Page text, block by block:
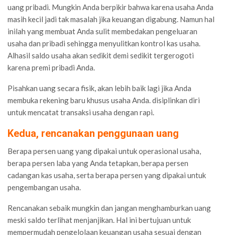
uang pribadi. Mungkin Anda berpikir bahwa karena usaha Anda
masih kecil jadi tak masalah jika keuangan digabung. Namun hal
inilah yang membuat Anda sulit membedakan pengeluaran
usaha dan pribadi sehingga menyulitkan kontrol kas usaha.
Alhasil saldo usaha akan sedikit demi sedikit tergerogoti
karena premi pribadi Anda.
Pisahkan uang secara fisik, akan lebih baik lagi jika Anda
membuka rekening baru khusus usaha Anda. disiplinkan diri
untuk mencatat transaksi usaha dengan rapi.
Kedua, rencanakan penggunaan uang
Berapa persen uang yang dipakai untuk operasional usaha,
berapa persen laba yang Anda tetapkan, berapa persen
cadangan kas usaha, serta berapa persen yang dipakai untuk
pengembangan usaha.
Rencanakan sebaik mungkin dan jangan menghamburkan uang
meski saldo terlihat menjanjikan. Hal ini bertujuan untuk
mempermudah pengelolaan keuangan usaha sesuai dengan